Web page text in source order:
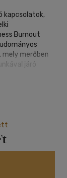
kapcsolatok,
Burnout
merőben
járó
kezelésében. A
n folytatta.
melynek
kötetben
meg
a HP,